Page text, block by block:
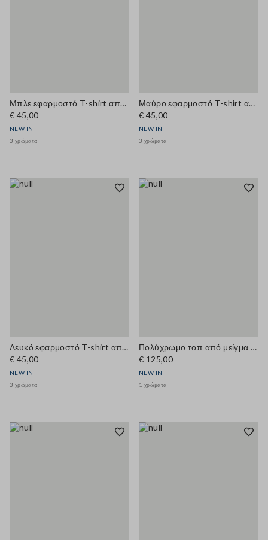
Μπλε εφαρμοστό T-shirt από ελαστικό βαμβάκι με στρογγυλή λαιμόκοψη
€ 45,00
NEW IN
3 χρώματα
Μαύρο εφαρμοστό T-shirt από ελαστικό βαμβάκι με στρογγυλή λαιμόκοψη
€ 45,00
NEW IN
3 χρώματα
Λευκό εφαρμοστό T-shirt από ελαστικό βαμβάκι με στρογγυλή λαιμόκοψη
€ 45,00
NEW IN
3 χρώματα
Πολύχρωμο τοπ από μείγμα βαμβακιού και μαλλιού με κουμπιά, regular εφαρμογή
€ 125,00
NEW IN
1 χρώματα